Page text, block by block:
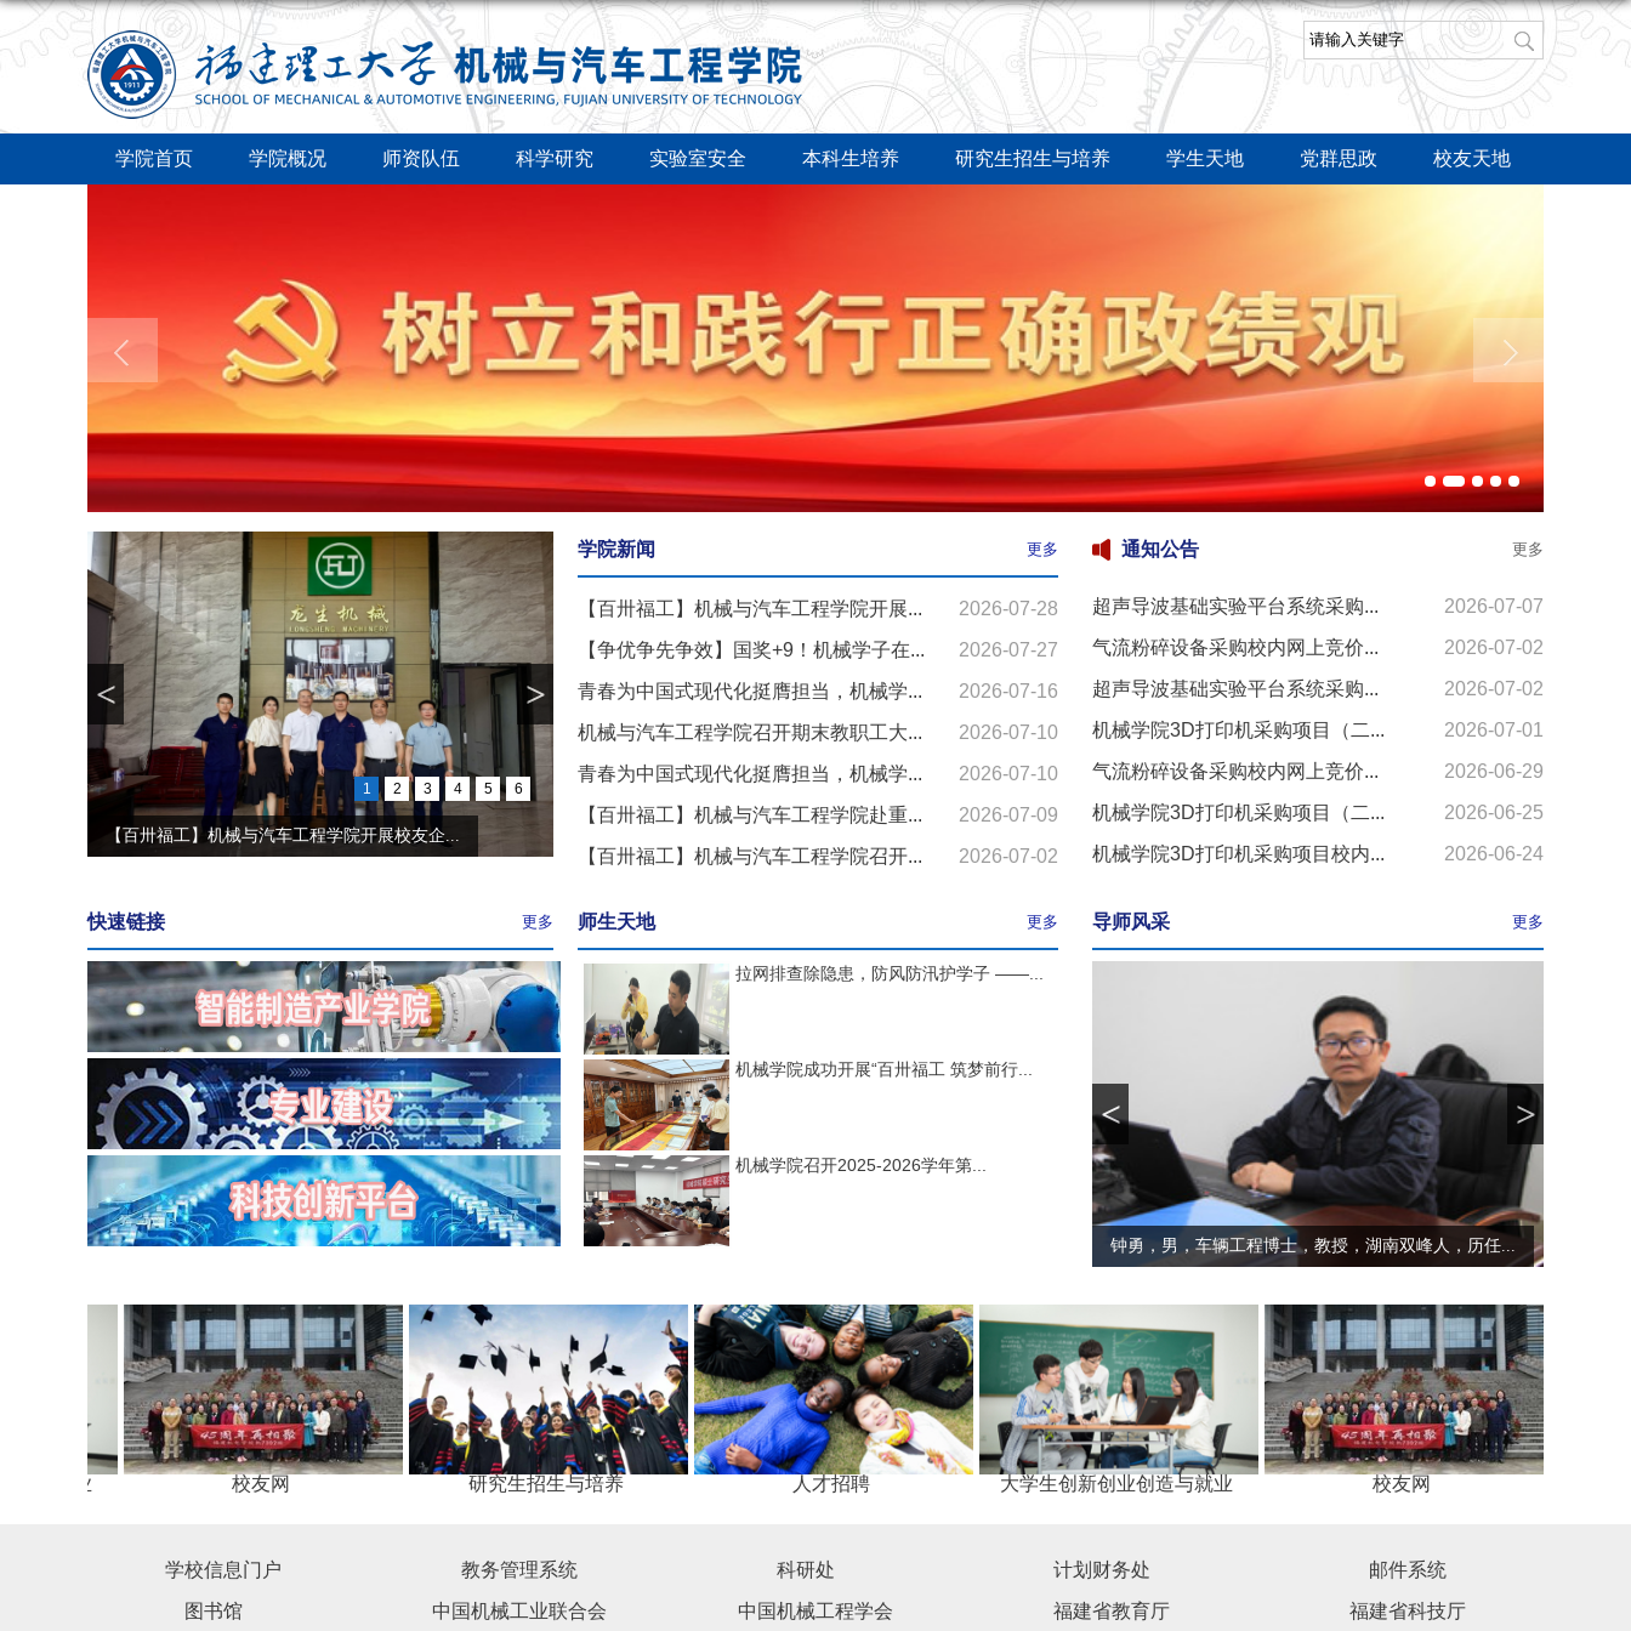
学院首页 学院概况 师资队伍 科学研究 实验室安全 本科生培养 研究生招生与培养 学生天地 党群思政 校友天地
【争优争先争效】国奖+9！机械学子在全国成...
< >
1 2 3 4 5 6
学院新闻 更多
【百卅福工】机械与汽车工程学院开展...
2026-07-28
【争优争先争效】国奖+9！机械学子在...
2026-07-27
青春为中国式现代化挺膺担当，机械学...
2026-07-16
机械与汽车工程学院召开期末教职工大...
2026-07-10
青春为中国式现代化挺膺担当，机械学...
2026-07-10
【百卅福工】机械与汽车工程学院赴重...
2026-07-09
【百卅福工】机械与汽车工程学院召开...
2026-07-02
通知公告 更多
超声导波基础实验平台系统采购...
2026-07-07
气流粉碎设备采购校内网上竞价...
2026-07-02
超声导波基础实验平台系统采购...
2026-07-02
机械学院3D打印机采购项目（二...
2026-07-01
气流粉碎设备采购校内网上竞价...
2026-06-29
机械学院3D打印机采购项目（二...
2026-06-25
机械学院3D打印机采购项目校内...
2026-06-24
快速链接 更多 师生天地 更多
拉网排查除隐患，防风防汛护学子 ——...
机械学院成功开展“百卅福工 筑梦前行...
机械学院召开2025-2026学年第...
导师风采 更多
陈丙三，博士，教授，主要研究方向为：智能材料研...
< >
造与就业 校友网 研究生招生与培养 人才招聘 大学生创新创业创造与就业 校友网
学校信息门户 教务管理系统 科研处 计划财务处
邮件系统
图书馆
中国机械工业联合会 中国机械工程学会 福建省教育厅 福建省科技厅